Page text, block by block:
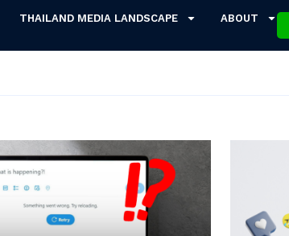
THAILAND MEDIA LANDSCAPE ABOUT